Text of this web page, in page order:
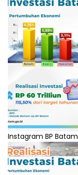
Instagram BP Batam